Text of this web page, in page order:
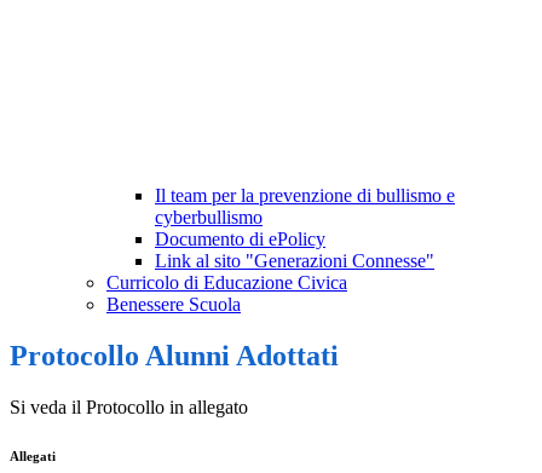
Il team per la prevenzione di bullismo e
cyberbullismo
Documento di ePolicy
Link al sito "Generazioni Connesse"
Curricolo di Educazione Civica
Benessere Scuola
Protocollo Alunni Adottati
Si veda il Protocollo in allegato
Allegati